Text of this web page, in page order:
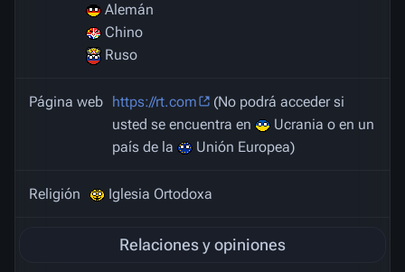
Alemán
Chino
Ruso
Página web https://rt.com
(No podrá acceder si
usted se encuentra en
Ucrania o en un
país de la
Unión Europea)
Religión Iglesia Ortodoxa
Relaciones y opiniones